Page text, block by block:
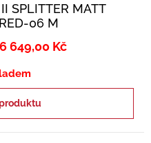
SPLITTER MATT
06 M
6 649,00 Kč